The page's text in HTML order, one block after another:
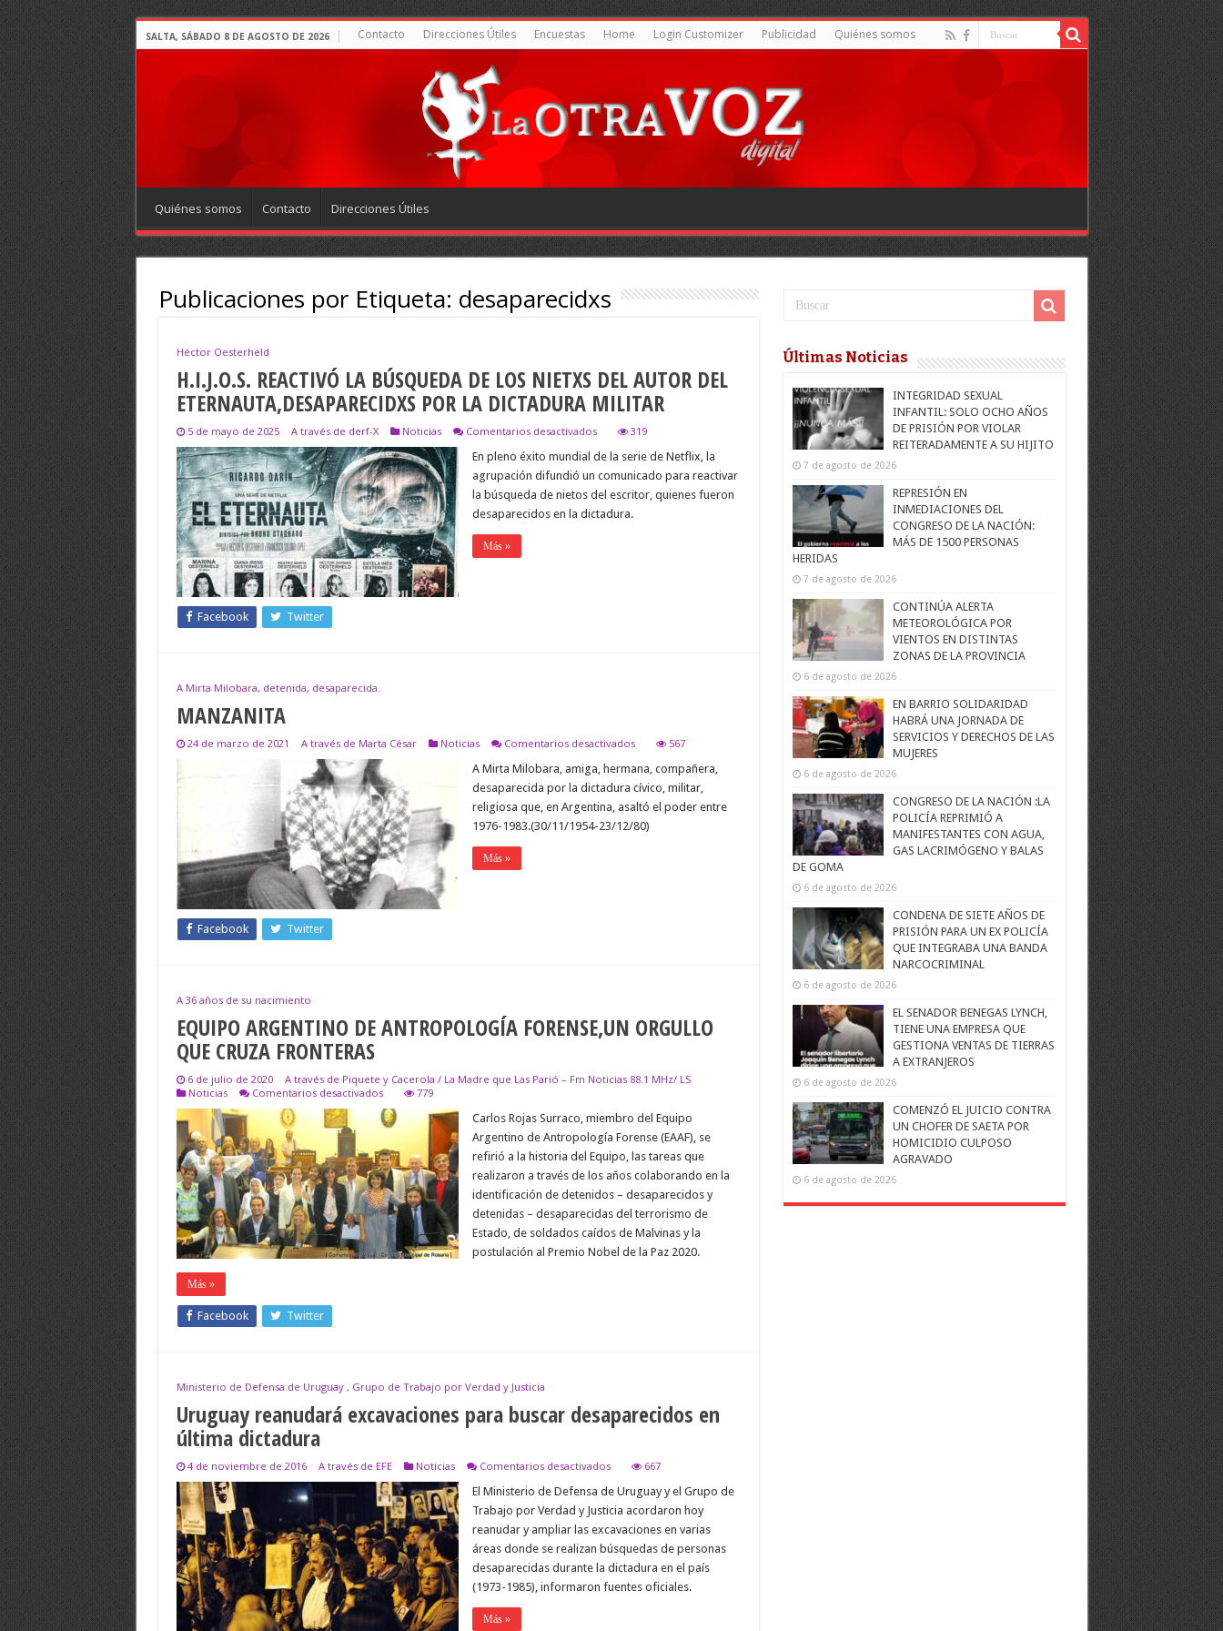
SALTA, SÁBADO 8 DE AGOSTO DE 2026 Contacto Direcciones Útiles Encuestas Home Login Customizer Publicidad Quiénes somos
Quiénes somos Contacto Direcciones Útiles
Publicaciones por Etiqueta: desaparecidxs
Héctor Oesterheld
H.I.J.O.S. REACTIVÓ LA BÚSQUEDA DE LOS NIETXS DEL AUTOR DEL
ETERNAUTA,DESAPARECIDXS POR LA DICTADURA MILITAR
5 de mayo de 2025 A través de derf-X Noticias Comentarios desactivadosen
REACTIVÓ
LA
DE
LOS
319
En pleno éxito mundial de la serie de Netflix, la
agrupación difundió un comunicado para reactivar
la búsqueda de nietos del escritor, quienes fueron
desaparecidos en la dictadura.
Más »
Facebook Twitter
A Mirta Milobara, detenida, desaparecida.
MANZANITA
24 de marzo de 2021 A través de Marta César Noticias Comentarios desactivadosen
567
A Mirta Milobara, amiga, hermana, compañera,
desaparecida por la dictadura cívico, militar,
religiosa que, en Argentina, asaltó el poder entre
1976-1983.(30/11/1954-23/12/80)
Más »
Facebook Twitter
A 36 años de su nacimiento
EQUIPO ARGENTINO DE ANTROPOLOGÍA FORENSE,UN ORGULLO
QUE CRUZA FRONTERAS
6 de julio de 2020
A través de Piquete y Cacerola / La Madre que Las Parió – Fm Noticias 88.1 MHz/ LS
Noticias
Comentarios desactivadosen
EQUIPO
ARGENTINO
DE
ANTROPOLOGÍA
FORENSE,UN
ORGULLO
QUE
CRUZA
FRONTERAS
779
Carlos Rojas Surraco, miembro del Equipo
Argentino de Antropología Forense (EAAF), se
refirió a la historia del Equipo, las tareas que
realizaron a través de los años colaborando en la
identificación de detenidos – desaparecidos y
detenidas – desaparecidas del terrorismo de
Estado, de soldados caídos de Malvinas y la
postulación al Premio Nobel de la Paz 2020.
Más »
Facebook Twitter
Ministerio de Defensa de Uruguay , Grupo de Trabajo por Verdad y Justicia
Uruguay reanudará excavaciones para buscar desaparecidos en
última dictadura
4 de noviembre de 2016 A través de EFE Noticias Comentarios desactivadosen
reanudará
excavaciones
buscar
desaparecidos
en
última
dictadura
667
El Ministerio de Defensa de Uruguay y el Grupo de
Trabajo por Verdad y Justicia acordaron hoy
reanudar y ampliar las excavaciones en varias
áreas donde se realizan búsquedas de personas
desaparecidas durante la dictadura en el país
(1973-1985), informaron fuentes oficiales.
Más »
Últimas Noticias
INTEGRIDAD SEXUAL
INFANTIL: SOLO OCHO AÑOS
DE PRISIÓN POR VIOLAR
REITERADAMENTE A SU HIJITO
7 de agosto de 2026
REPRESIÓN EN
INMEDIACIONES DEL
CONGRESO DE LA NACIÓN:
MÁS DE 1500 PERSONAS
HERIDAS
7 de agosto de 2026
CONTINÚA ALERTA
METEOROLÓGICA POR
VIENTOS EN DISTINTAS
ZONAS DE LA PROVINCIA
6 de agosto de 2026
EN BARRIO SOLIDARIDAD
HABRÁ UNA JORNADA DE
SERVICIOS Y DERECHOS DE LAS
MUJERES
6 de agosto de 2026
CONGRESO DE LA NACIÓN :LA
POLICÍA REPRIMIÓ A
MANIFESTANTES CON AGUA,
GAS LACRIMÓGENO Y BALAS
DE GOMA
6 de agosto de 2026
CONDENA DE SIETE AÑOS DE
PRISIÓN PARA UN EX POLICÍA
QUE INTEGRABA UNA BANDA
NARCOCRIMINAL
6 de agosto de 2026
EL SENADOR BENEGAS LYNCH,
TIENE UNA EMPRESA QUE
GESTIONA VENTAS DE TIERRAS
A EXTRANJEROS
6 de agosto de 2026
COMENZÓ EL JUICIO CONTRA
UN CHOFER DE SAETA POR
HOMICIDIO CULPOSO
AGRAVADO
6 de agosto de 2026